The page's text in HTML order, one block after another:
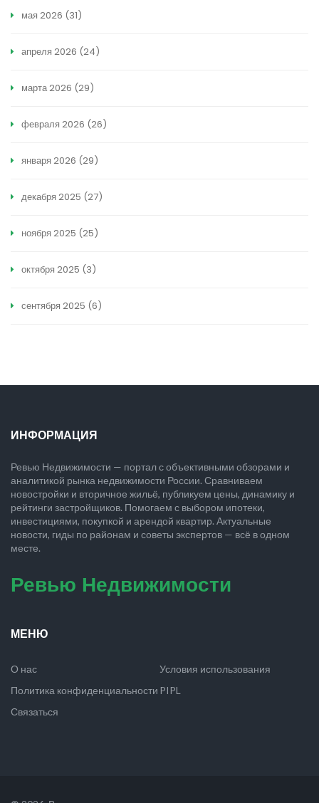
мая 2026 (31)
апреля 2026 (24)
марта 2026 (29)
февраля 2026 (26)
января 2026 (29)
декабря 2025 (27)
ноября 2025 (25)
октября 2025 (3)
сентября 2025 (6)
ИНФОРМАЦИЯ
Ревью Недвижимости — портал с объективными обзорами и
аналитикой рынка недвижимости России. Сравниваем
новостройки и вторичное жильё, публикуем цены, динамику и
рейтинги застройщиков. Помогаем с выбором ипотеки,
инвестициями, покупкой и арендой квартир. Актуальные
новости, гиды по районам и советы экспертов — всё в одном
месте.
Ревью Недвижимости
МЕНЮ
О нас
Условия использования
Политика конфиденциальности PIPL
Связаться